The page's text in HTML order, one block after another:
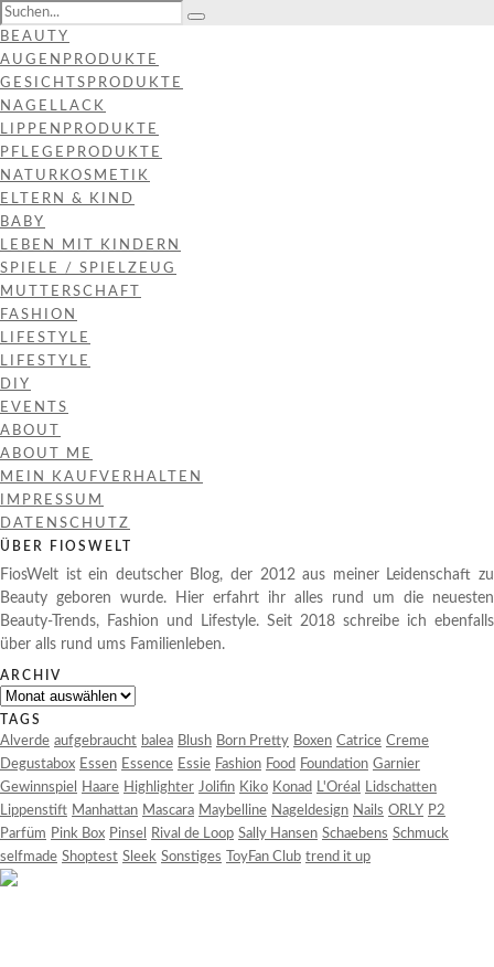
BEAUTY
AUGENPRODUKTE
GESICHTSPRODUKTE
NAGELLACK
LIPPENPRODUKTE
PFLEGEPRODUKTE
NATURKOSMETIK
ELTERN & KIND
BABY
LEBEN MIT KINDERN
SPIELE / SPIELZEUG
MUTTERSCHAFT
FASHION
LIFESTYLE
LIFESTYLE
DIY
EVENTS
ABOUT
ABOUT ME
MEIN KAUFVERHALTEN
IMPRESSUM
DATENSCHUTZ
ÜBER FIOSWELT
FiosWelt ist ein deutscher Blog, der 2012 aus meiner Leidenschaft zu
Beauty geboren wurde. Hier erfahrt ihr alles rund um die neuesten
Beauty-Trends, Fashion und Lifestyle. Seit 2018 schreibe ich ebenfalls
über alls rund ums Familienleben.
ARCHIV
Archiv
TAGS
Alverde aufgebraucht balea Blush Born Pretty Boxen Catrice Creme
Degustabox Essen Essence Essie Fashion Food Foundation Garnier
Gewinnspiel
Haare Highlighter Jolifin Kiko Konad L'Oréal
Lidschatten
Lippenstift Manhattan Mascara Maybelline Nageldesign Nails ORLY P2
Parfüm Pink Box Pinsel Rival de Loop Sally Hansen Schaebens Schmuck
selfmade Shoptest Sleek Sonstiges ToyFan Club trend it up